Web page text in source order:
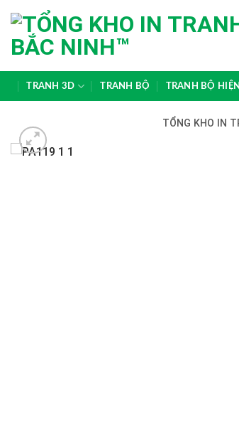
to
content
TRANH 3D TRANH BỘ TRANH BỘ
TỔNG KHO IN